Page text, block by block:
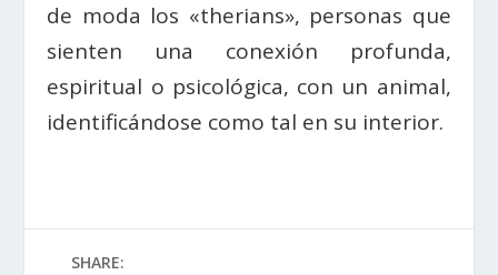
de moda los «therians», personas que
sienten una conexión profunda,
espiritual o psicológica, con un animal,
identificándose como tal en su interior.
SHARE: